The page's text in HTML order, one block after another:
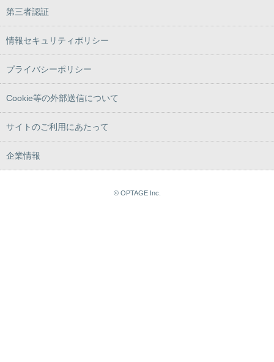
第三者認証
情報セキュリティポリシー
プライバシーポリシー
Cookie等の外部送信について
サイトのご利用にあたって
企業情報
© OPTAGE Inc.